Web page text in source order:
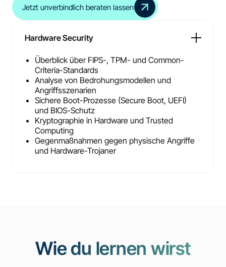
Jetzt unverbindlich beraten lassen
Hardware Security
Überblick über FIPS-, TPM- und Common-
Criteria-Standards
Analyse von Bedrohungsmodellen und
Angriffsszenarien
Sichere Boot-Prozesse (Secure Boot, UEFI)
und BIOS-Schutz
Kryptographie in Hardware und Trusted
Computing
Gegenmaßnahmen gegen physische Angriffe
und Hardware-Trojaner
Wie du lernen wirst